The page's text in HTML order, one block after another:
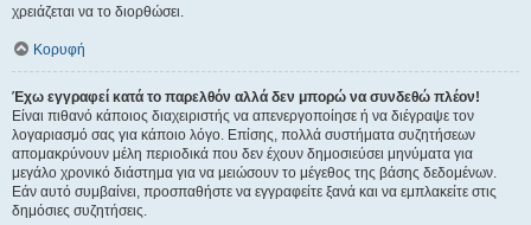
χρειάζεται να το διορθώσει.
Κορυφή
Έχω εγγραφεί κατά το παρελθόν αλλά δεν μπορώ να συνδεθώ πλέον!
Είναι πιθανό κάποιος διαχειριστής να απενεργοποίησε ή να διέγραψε τον
λογαριασμό σας για κάποιο λόγο. Επίσης, πολλά συστήματα συζητήσεων
απομακρύνουν μέλη περιοδικά που δεν έχουν δημοσιεύσει μηνύματα για
μεγάλο χρονικό διάστημα για να μειώσουν το μέγεθος της βάσης δεδομένων.
Εάν αυτό συμβαίνει, προσπαθήστε να εγγραφείτε ξανά και να εμπλακείτε στις
δημόσιες συζητήσεις.